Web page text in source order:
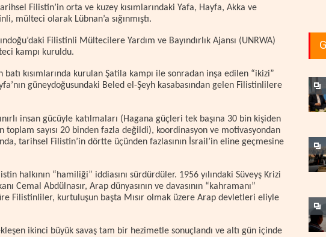
Filistin’in orta ve kuzey kısımlarındaki Yafa, Hayfa, Akka ve
mülteci olarak Lübnan’a sığınmıştı.
Filistinli Mültecilere Yardım ve Bayındırlık Ajansı (UNRWA)
kampı kuruldu.
kısımlarında kurulan Şatila kampı ile sonradan inşa edilen “ikizi”
güneydoğusundaki Beled el-Şeyh kasabasından gelen Filistinlilere
insan gücüyle katılmaları (Hagana güçleri tek başına 30 bin kişiden
toplam sayısı 20 binden fazla değildi), koordinasyon ve motivasyondan
tarihsel Filistin’in dörtte üçünden fazlasının İsrail’in eline geçmesine
halkının “hamiliği” iddiasını sürdürdüler. 1956 yılındaki Süveyş Krizi
Cemal Abdülnasır, Arap dünyasının ve davasının “kahramanı”
Filistinliler, kurtuluşun başta Mısır olmak üzere Arap devletleri eliyle
ikinci büyük savaş tam bir hezimetle sonuçlandı ve altı gün içinde